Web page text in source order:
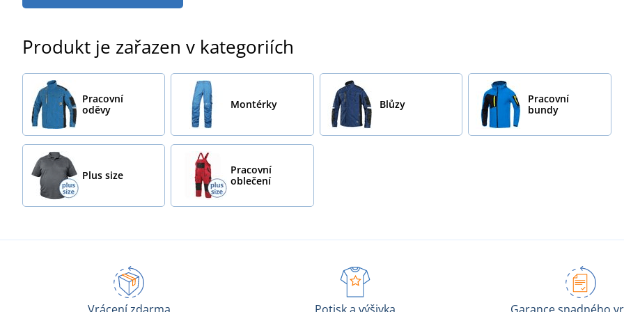
Produkt je zařazen v kategoriích
Pracovní
oděvy
Montérky Blůzy
Pracovní
bundy
Plus size
Pracovní
oblečení